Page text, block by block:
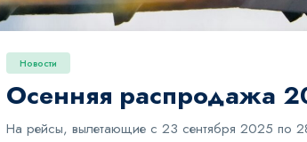
Новости
Осенняя распродажа
На рейсы, вылетающие с 23 сентября 2025 по